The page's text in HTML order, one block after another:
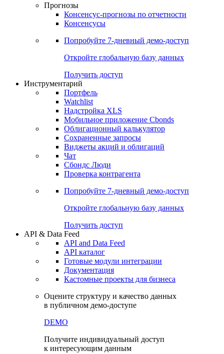
Прогнозы
Консенсус-прогнозы по отчетности
Консенсусы
Попробуйте 7-дневный демо-доступ
Откройте глобальную базу данных
Получить доступ
Инструментарий
Портфель
Watchlist
Надстройка XLS
Мобильное приложение Cbonds
Облигационный калькулятор
Сохраненные запросы
Виджеты акций и облигаций
Чат
Сбондс Люди
Проверка контрагента
Попробуйте 7-дневный демо-доступ
Откройте глобальную базу данных
Получить доступ
API & Data Feed
API and Data Feed
API каталог
Готовые модули интеграции
Документация
Кастомные проекты для бизнеса
Оцените структуру и качество данных
в публичном демо-доступе
DEMO
Получите индивидуальный доступ
к интересующим данным